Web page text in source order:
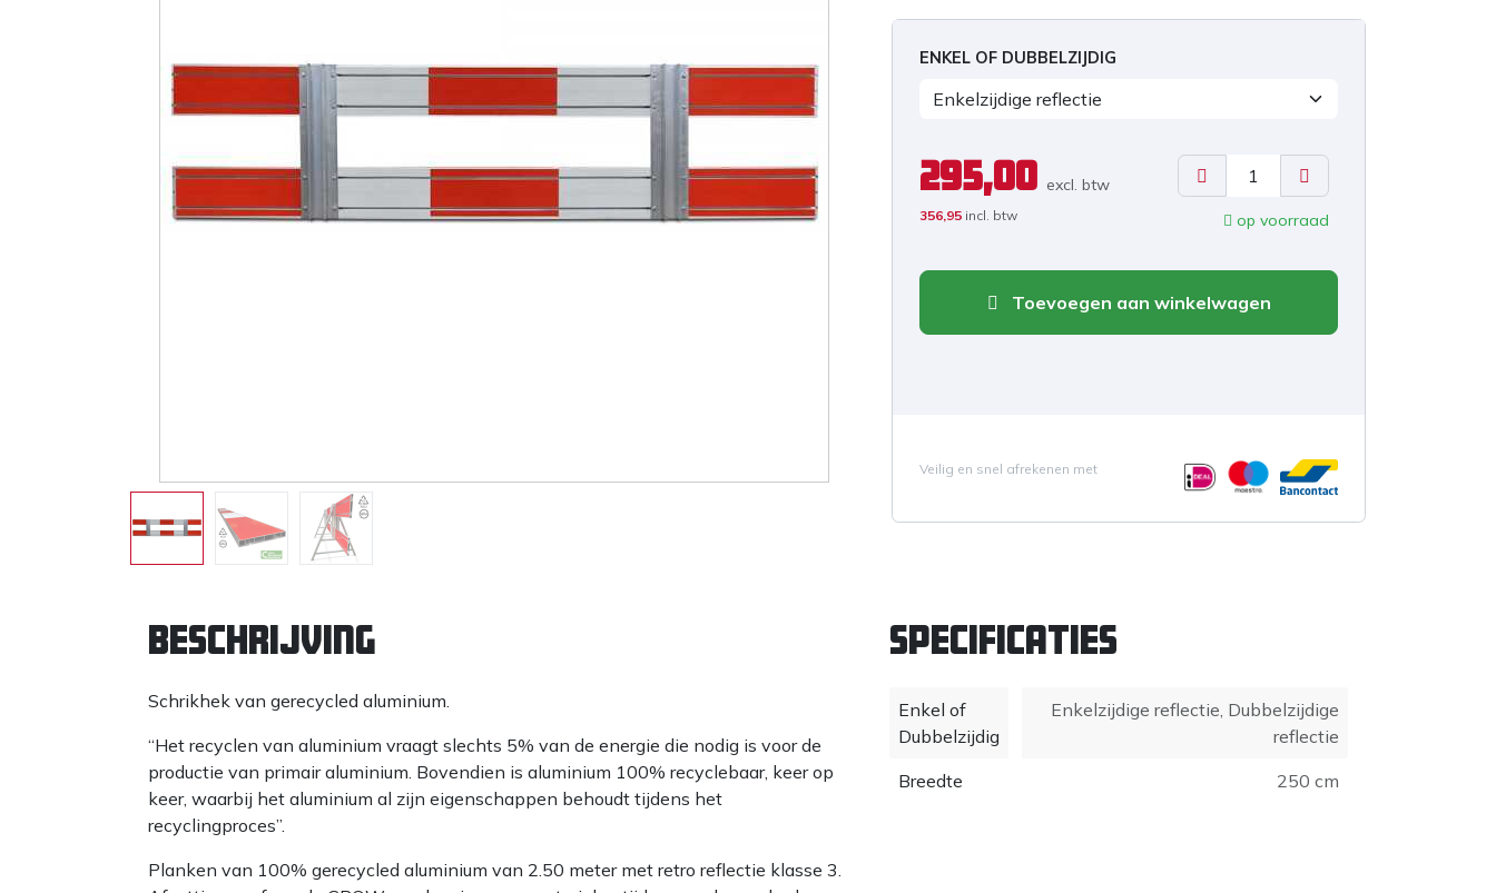
ENKEL OF DUBBELZIJDIG
295,00 excl. btw
356,95 incl. btw op voorraad
Toevoegen aan winkelwagen
Veilig en snel afrekenen met
Beschrijving
Schrikhek van gerecycled aluminium.
“Het recyclen van aluminium vraagt slechts 5% van de energie die nodig is voor de
productie van primair aluminium. Bovendien is aluminium 100% recyclebaar, keer op
keer, waarbij het aluminium al zijn eigenschappen behoudt tijdens het
recyclingproces”.
Planken van 100% gerecycled aluminium van 2.50 meter met retro reflectie klasse 3.
Specificaties
Enkel of
Dubbelzijdig
Enkelzijdige reflectie Dubbelzijdige
reflectie
Breedte
250 cm